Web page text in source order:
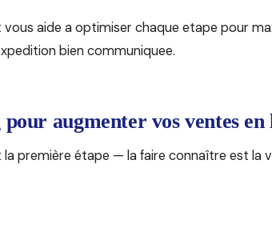
aide a optimiser chaque etape pour
bien communiquee.
augmenter vos ventes en
première étape — la faire connaître est la